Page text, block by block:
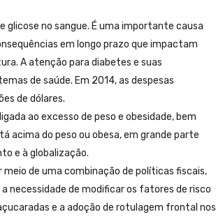
glicose no sangue. É uma importante causa
em longo prazo que impactam
A atenção para diabetes e suas
de saúde. Em 2014, as despesas
de dólares.
ao excesso de peso e obesidade, bem
acima do peso ou obesa, em grande parte
e à globalização.
de uma combinação de políticas fiscais,
necessidade de modificar os fatores de risco
e a adoção de rotulagem frontal nos